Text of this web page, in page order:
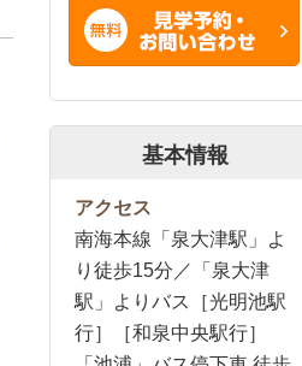
基本情報
アクセス
南海本線「泉大津駅」よ
り徒歩15分／「泉大津
駅」よりバス［光明池駅
行］［和泉中央駅行］